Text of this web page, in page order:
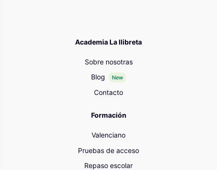
Academia La llibreta
Sobre nosotras
Blog
New
Contacto
Formación
Valenciano
Pruebas de acceso
Repaso escolar